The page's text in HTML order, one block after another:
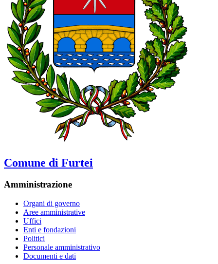
Comune di Furtei
Amministrazione
Organi di governo
Aree amministrative
Uffici
Enti e fondazioni
Politici
Personale amministrativo
Documenti e dati